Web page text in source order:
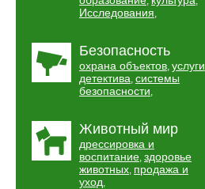
Исследования,
Безопасность
охрана объектов, услуги
детектива, системы
безопасности,
Животный мир
дрессировка и
воспитание, здоровье
животных, продажа и
уход,